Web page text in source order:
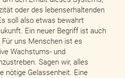
oder des lebenserhaltenden
soll also etwas bewahrt
Ein neuer Begriff ist auch
uns Menschen ist es
Wachstums- und
Sagen wir, alles
nötige Gelassenheit. Eine